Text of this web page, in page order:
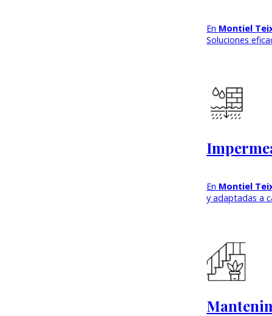
En Montiel
Soluciones
En Montiel
y adaptadas a